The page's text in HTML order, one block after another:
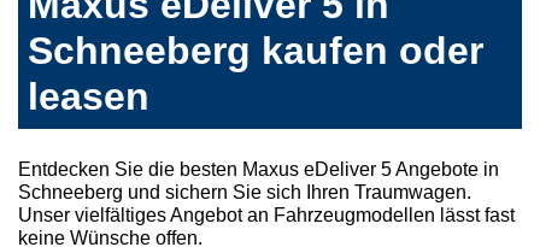
Schneeberg kaufen oder
leasen
Entdecken Sie die besten Maxus eDeliver 5 Angebote in
Schneeberg und sichern Sie sich Ihren Traumwagen.
Unser vielfältiges Angebot an Fahrzeugmodellen lässt fast
keine Wünsche offen.